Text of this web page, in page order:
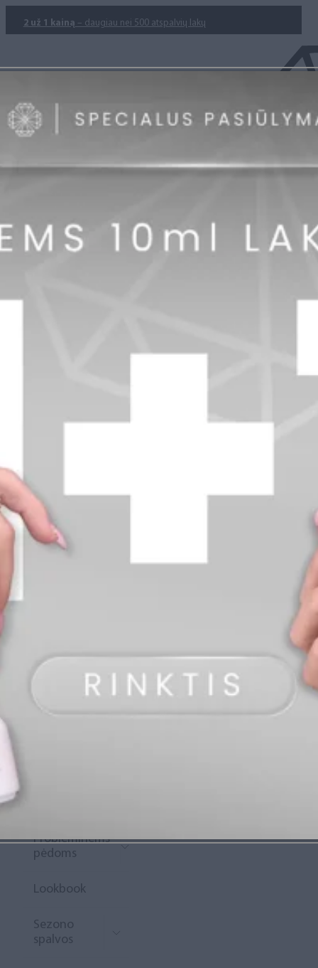
2 už 1 kainą – daugiau nei 500 atspalvių lakų
info@diamondline.lt
Prisijungti
Rewards“
Probleminėms
pėdoms
Lookbook
Sezono
spalvos